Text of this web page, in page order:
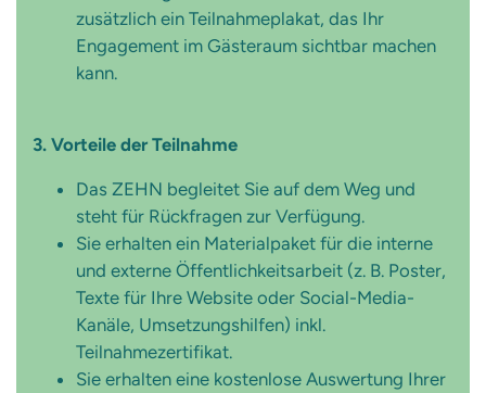
zusätzlich ein Teilnahmeplakat, das Ihr
Engagement im Gästeraum sichtbar machen
kann.
3. Vorteile der Teilnahme
Das ZEHN begleitet Sie auf dem Weg und
steht für Rückfragen zur Verfügung.
Sie erhalten ein Materialpaket für die interne
und externe Öffentlichkeitsarbeit (z. B. Poster,
Texte für Ihre Website oder Social-Media-
Kanäle, Umsetzungshilfen) inkl.
Teilnahmezertifikat.
Sie erhalten eine kostenlose Auswertung Ihrer